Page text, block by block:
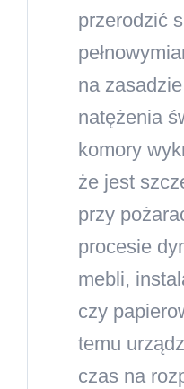
przerodzić
na
natężenia
komory
że jest
przy
procesie
mebli,
czy
temu
czas na